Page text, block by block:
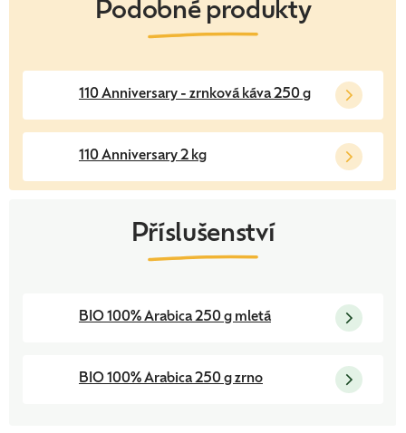
BIO 100% Arabica 250 g mletá
BIO 100% Arabica 250 g zrno
110 Anniversary - zrnková káva 250 g
110 Anniversary 2 kg